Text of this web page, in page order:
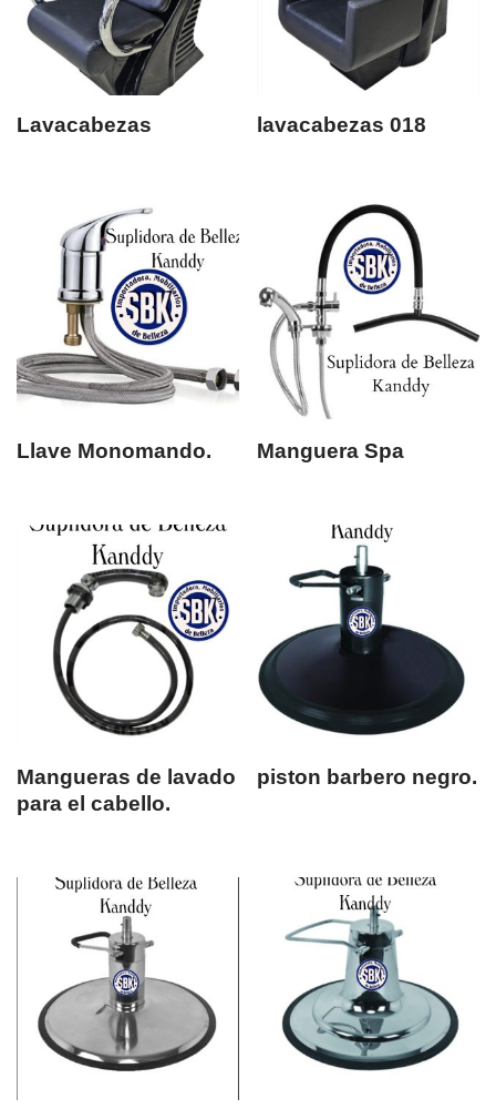
Lavacabezas lavacabezas 018
Llave Monomando. Manguera Spa
Mangueras de lavado
para el cabello.
piston barbero negro.